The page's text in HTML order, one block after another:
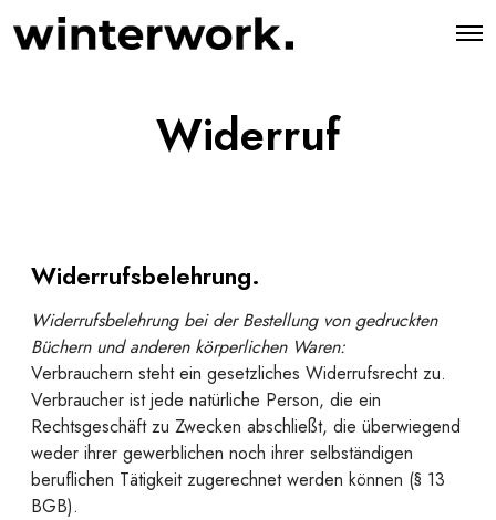
O
Widerruf
Widerrufsbelehrung.
Widerrufsbelehrung bei der Bestellung von gedruckten
Büchern und anderen körperlichen Waren:
Verbrauchern steht ein gesetzliches Widerrufsrecht zu.
Verbraucher ist jede natürliche Person, die ein
Rechtsgeschäft zu Zwecken abschließt, die überwiegend
weder ihrer gewerblichen noch ihrer selbständigen
beruflichen Tätigkeit zugerechnet werden können (§ 13
BGB).